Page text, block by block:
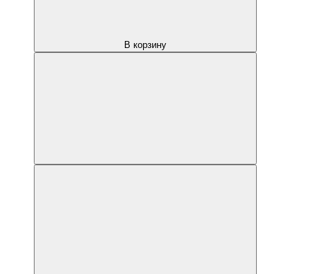
В корзину